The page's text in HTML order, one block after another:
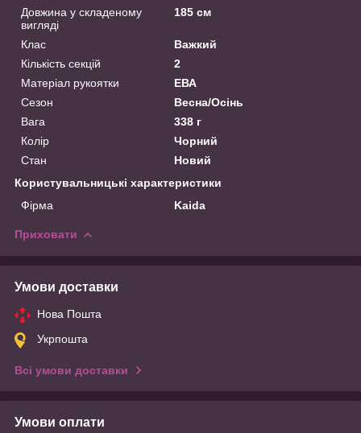
Довжина у складеному
вигляді
185 см
Клас
Важкий
Кількість секцій
2
Матеріал рукоятки
ЕВА
Сезон
Весна/Осінь
Вага
338 г
Колір
Чорний
Стан
Новий
Користувальницькі характеристики
Фірма
Kaida
Приховати
Умови доставки
Нова Пошта
Укрпошта
Всі умови доставки
Умови оплати